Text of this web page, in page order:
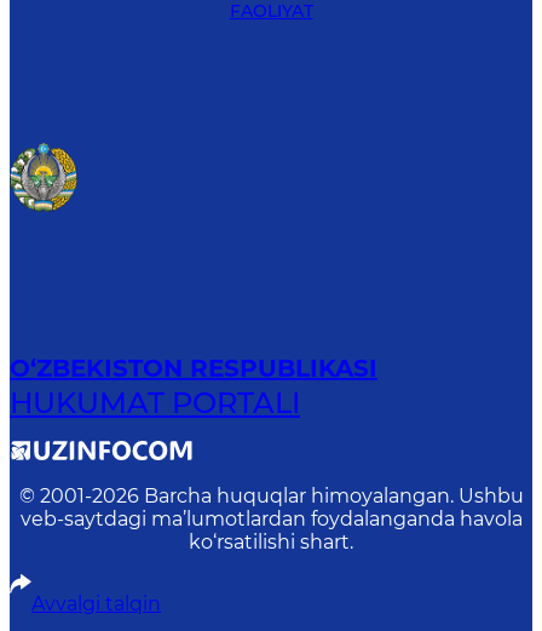
FAOLIYAT
O‘ZBEKISTON RESPUBLIKASI
HUKUMAT PORTALI
© 2001-2026 Barcha huquqlar himoyalangan. Ushbu
veb-saytdagi ma’lumotlardan foydalanganda havola
ko‘rsatilishi shart.
Avvalgi talqin